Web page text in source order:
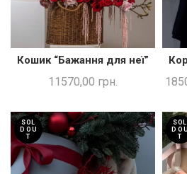
ДОДАТИ В КОШИК
Кошик “Бажання для неї”
11570,00 грн.
SOL
D OU
T
SOL
D OU
T